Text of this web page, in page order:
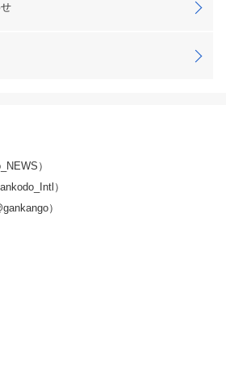
）
）
）